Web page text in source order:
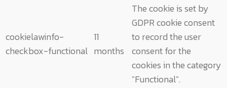
cookielawinfo-
checkbox-functional
11
months
The cookie is set by
GDPR cookie consent
to record the user
consent for the
cookies in the category
"Functional".